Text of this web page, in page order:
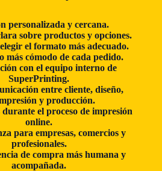
personalizada y cercana.
sobre productos y opciones.
el formato más adecuado.
más cómodo de cada pedido.
con el equipo interno de
SuperPrinting.
entre cliente, diseño,
y producción.
el proceso de impresión
online.
para empresas, comercios y
profesionales.
de compra más humana y
acompañada.